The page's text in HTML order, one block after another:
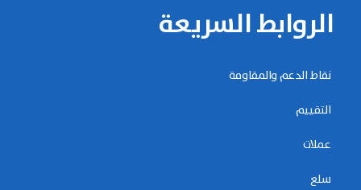
الروابط السريعة
نقاط الدعم والمقاومة
التقييم
عملات
سلع